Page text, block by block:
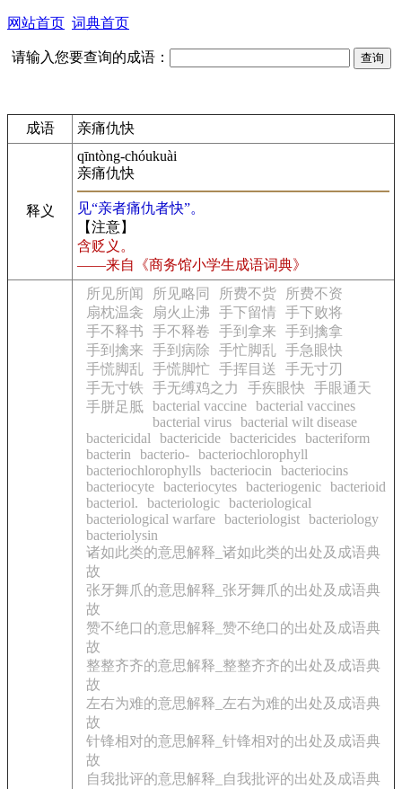
网站首页 词典首页
请输入您要查询的成语：
成语 亲痛仇快
释义
qīntòng-chóukuài
亲痛仇快
见“亲者痛仇者快”。
【注意】
含贬义。
——来自《商务馆小学生成语词典》
所见所闻 所见略同 所费不赀
所费不资
扇枕温衾
扇火止沸 手下留情
手下败将
手不释书
手不释卷 手到拿来 手到擒拿
手到擒来 手到病除 手忙脚乱 手急眼快
手慌脚乱 手慌脚忙 手挥目送
手无寸刃
手无寸铁
手无缚鸡之力 手疾眼快
手眼通天
手胼足胝 bacterial vaccine bacterial vaccines
bacterial virus bacterial wilt disease
bactericidal
bactericide bactericides bacteriform
bacterin
bacterio- bacteriochlorophyll
bacteriochlorophylls bacteriocin
bacteriocins
bacteriocyte bacteriocytes bacteriogenic bacterioid
bacteriol.
bacteriologic bacteriological
bacteriological warfare bacteriologist bacteriology
bacteriolysin
诸如此类的意思解释_诸如此类的出处及成语典
故
张牙舞爪的意思解释_张牙舞爪的出处及成语典
故
赞不绝口的意思解释_赞不绝口的出处及成语典
故
整整齐齐的意思解释_整整齐齐的出处及成语典
故
左右为难的意思解释_左右为难的出处及成语典
故
针锋相对的意思解释_针锋相对的出处及成语典
故
自我批评的意思解释_自我批评的出处及成语典